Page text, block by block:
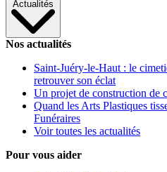
Actualités
Nos actualités
Saint-Juéry-le-Haut : le
retrouver son éclat
Un projet de construction de
Quand les Arts Plastiques
Funéraires
Voir toutes les actualités
Pour vous aider